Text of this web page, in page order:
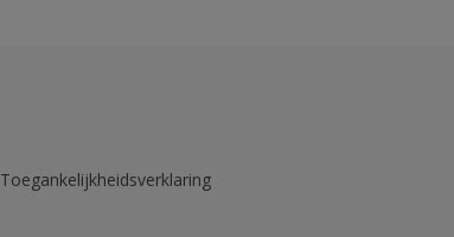
Toegankelijkheidsverklaring